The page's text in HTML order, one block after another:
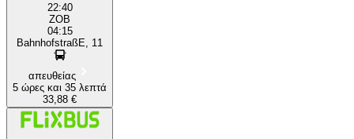
22:40
ZOB
04:15
BahnhofstraßE, 11
απευθείας
5 ώρες και 35 λεπτά
33,88 €